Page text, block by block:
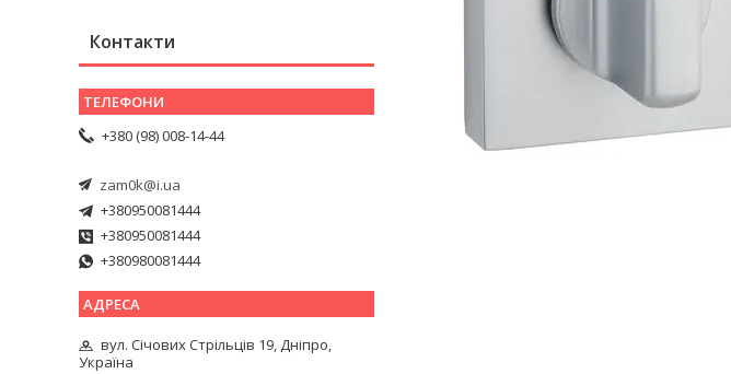
Контакти
+380 (98) 008-14-44
zam0k@i.ua
+380950081444
+380950081444
+380980081444
вул. Січових Стрільців 19, Дніпро,
Україна